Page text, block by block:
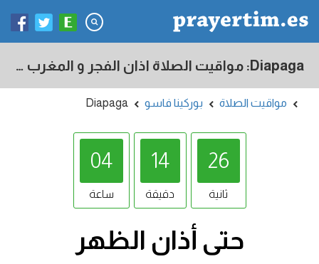
Diapaga: مواقيت الصلاة اذان الفجر و المغرب في اليوم - بوركينا فاسو
مواقيت الصلاة بوركينا فاسو Diapaga
04
ساعة
14
دقيقة
25
ثانية
حتى أذان الظهر